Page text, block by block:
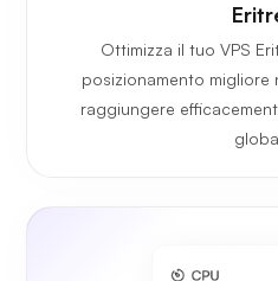
Ottimizza il tuo VPS
posizionamento migliore
raggiungere